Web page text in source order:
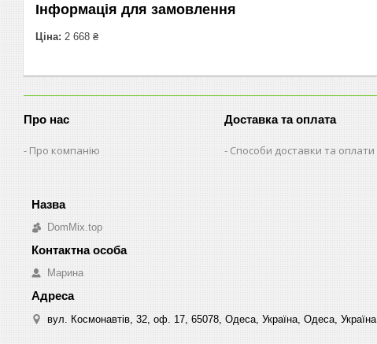
Інформація для замовлення
Ціна: 2 668 ₴
Про нас
Про компанію
Доставка та оплата
Способи доставки та оплати
DomMix.top
Марина
вул. Космонавтів, 32, оф. 17, 65078, Одеса, Україна, Одеса, Україна